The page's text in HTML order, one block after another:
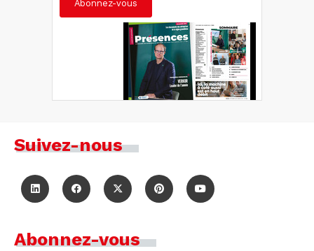
Abonnez-vous
Suivez-nous
Abonnez-vous